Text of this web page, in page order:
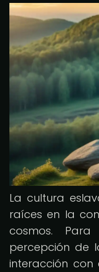
La cultura
raíces en la
cosmos.
percepción de
interacción con